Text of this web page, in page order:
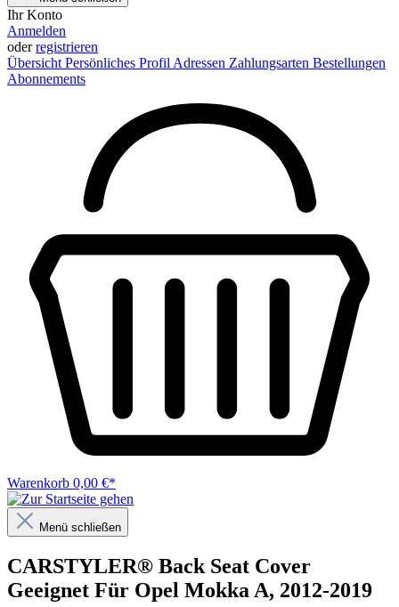
Ihr Konto
Anmelden
oderregistrieren
Übersicht Persönliches Profil Adressen Zahlungsarten Bestellungen
Abonnements
Warenkorb 0,00 €*
Menü schließen
CARSTYLER® Back Seat Cover
Geeignet Für Opel Mokka A, 2012-2019